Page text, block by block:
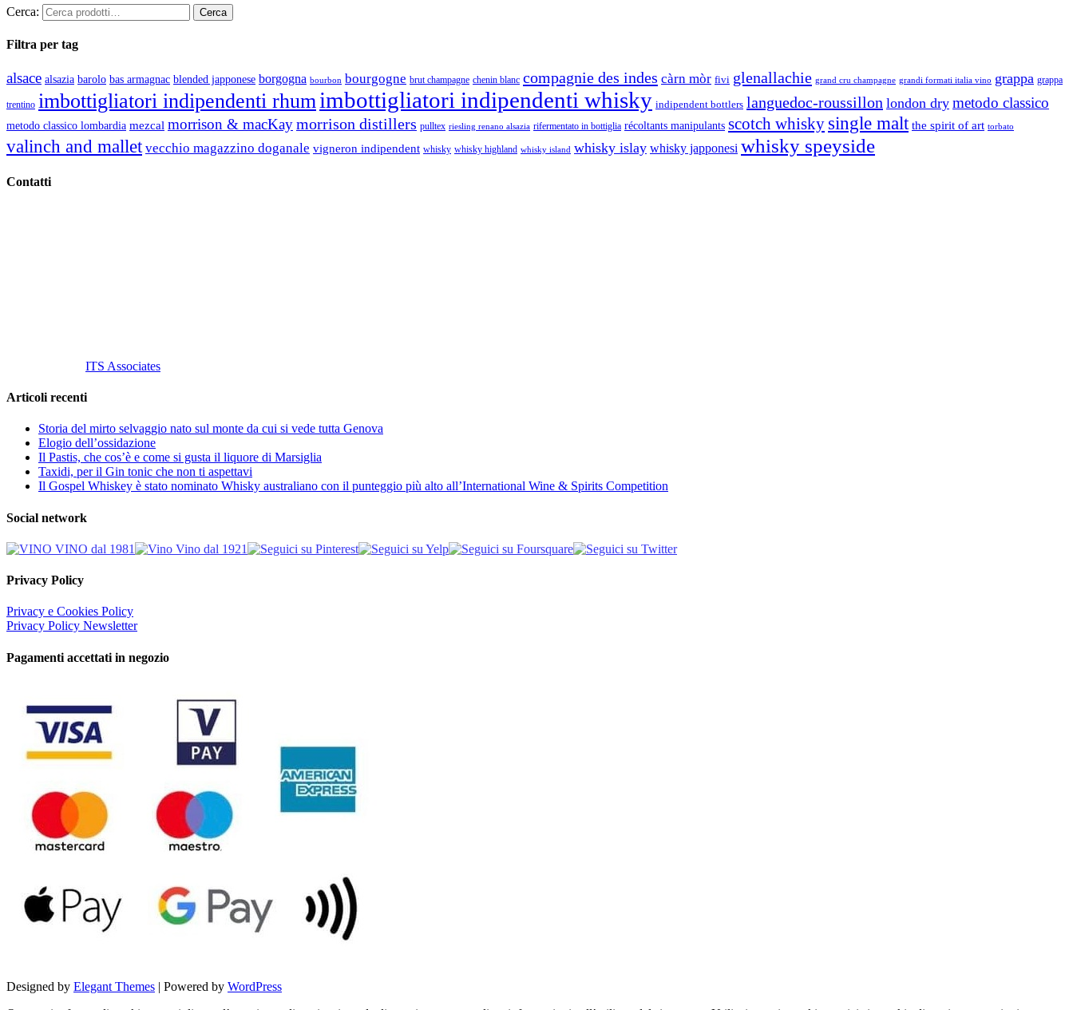
Cerca:
Filtra per tag
alsace alsazia barolo bas armagnac blended japponese borgogna bourbon bourgogne brut champagne chenin blanc compagnie des indes càrn mòr fivi glenallachie grand cru champagne grandi formati italia vino grappa grappa
trentino imbottigliatori indipendenti rhumimbottigliatori indipendenti whisky indipendent bottlers languedoc-roussillon london dry metodo classico
metodo classico lombardia mezcal morrison & macKaymorrison distillers pulltex riesling renano alsazia rifermentato in bottiglia récoltants manipulants scotch whisky single malt the spirit of art torbato
valinch and mallet vecchio magazzino doganale vigneron indipendent whisky whisky highland whisky island whisky islay whisky japponesi whisky speyside
Contatti
ITS Associates
Articoli recenti
Storia del mirto selvaggio nato sul monte da cui si vede tutta Genova
Elogio dell’ossidazione
Il Pastis, che cos’è e come si gusta il liquore di Marsiglia
Taxidi, per il Gin tonic che non ti aspettavi
Il Gospel Whiskey è stato nominato Whisky australiano con il punteggio più alto all’International Wine & Spirits Competition
Social network
Privacy Policy
Privacy e Cookies Policy
Privacy Policy Newsletter
Pagamenti accettati in negozio
Designed by Elegant Themes | Powered by WordPress